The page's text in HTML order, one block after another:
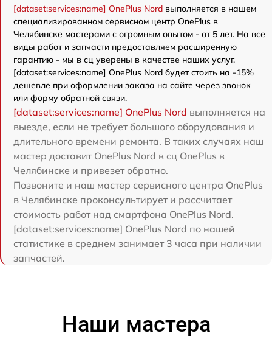
[dataset:services:name] OnePlus Nord выполняется в нашем
специализированном сервисном центр OnePlus в
Челябинске мастерами с огромным опытом - от 5 лет. На все
виды работ и запчасти предоставляем расширенную
гарантию - мы в сц уверены в качестве наших услуг.
[dataset:services:name] OnePlus Nord будет стоить на -15%
дешевле при оформлении заказа на сайте через звонок
или форму обратной связи.
[dataset:services:name] OnePlus Nord выполняется на
выезде, если не требует большого оборудования и
длительного времени ремонта. В таких случаях наш
мастер доставит OnePlus Nord в сц OnePlus в
Челябинске и привезет обратно.
Позвоните и наш мастер сервисного центра OnePlus
в Челябинске проконсультирует и рассчитает
стоимость работ над смартфона OnePlus Nord.
[dataset:services:name] OnePlus Nord по нашей
статистике в среднем занимает 3 часа при наличии
запчастей.
Наши мастера